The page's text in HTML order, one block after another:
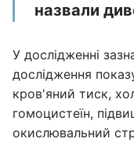
назвали
У дослідженні
дослідження
кров'яний тиск,
гомоцистеїн,
окислювальний